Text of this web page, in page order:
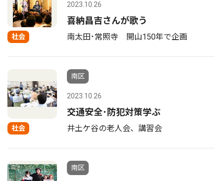
社会
2023.10.26
喜納昌吉さんが歌う
南太田･常照寺 開山150年で企画
社会
南区
2023.10.26
交通安全･防犯対策学ぶ
井土ケ谷の老人会、講習会
南区